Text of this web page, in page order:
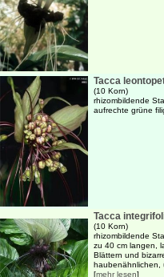
Tacca
(10 Korn)
rhizombildende
aufrechte grüne
Tacca
(10 Korn)
rhizombildende
zu 40 cm langen,
Blättern und
haubenähnlichen,
[mehr lesen]